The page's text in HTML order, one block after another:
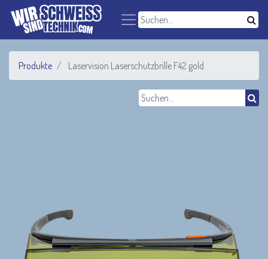
Produkte Laservision Laserschutzbrille F42 gold